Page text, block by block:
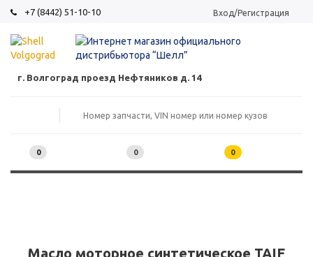
+7 (8442) 51-10-10 Вход/Регистрация
г. Волгоград проезд Нефтяников д. 14
0 0 0
Масло моторное синтетическое TAIF